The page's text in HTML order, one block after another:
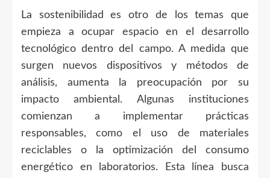
La sostenibilidad es otro de los temas que
empieza a ocupar espacio en el desarrollo
tecnológico dentro del campo. A medida que
surgen nuevos dispositivos y métodos de
análisis, aumenta la preocupación por su
impacto ambiental. Algunas instituciones
comienzan a implementar prácticas
responsables, como el uso de materiales
reciclables o la optimización del consumo
energético en laboratorios. Esta línea busca